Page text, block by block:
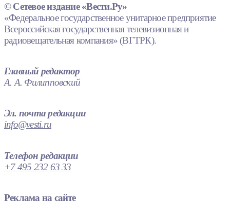
© Сетевое издание «Вести.Ру»
«Федеральное государственное унитарное предприятие
Всероссийская государственная телевизионная и
радиовещательная компания» (ВГТРК).
Главный редактор
А. А. Филипповский
Эл. почта редакции
info@vesti.ru
Телефон редакции
+7 495 232 63 33
Реклама на сайте